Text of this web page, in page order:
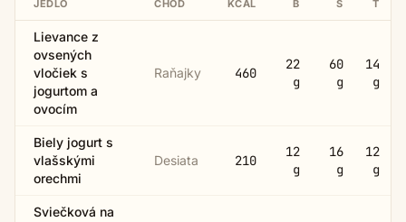
JEDLO CHOD KCAL B S T
Lievance z
ovsených
vločiek s
jogurtom a
ovocím
Raňajky 460
22
g
60
g
14
g
Biely jogurt s
vlašskými
orechmi
Desiata 210
12
g
16
g
12
g
Sviečková na